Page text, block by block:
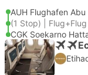
AUH Flughafen Abu
(1 Stop) | Flug+Flug
CGK Soekarno